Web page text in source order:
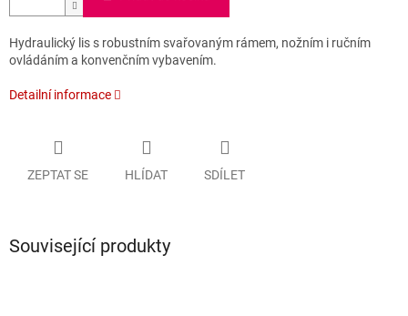
Hydraulický lis s robustním svařovaným rámem, nožním i ručním
ovládáním a konvenčním vybavením.
Detailní informace
ZEPTAT SE HLÍDAT SDÍLET
Související produkty